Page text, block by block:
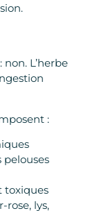
L’herbe
:
pelouses
toxiques
rose, lys,